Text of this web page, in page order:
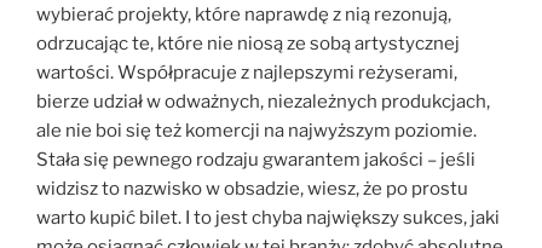
wybierać projekty, które naprawdę z nią rezonują,
odrzucając te, które nie niosą ze sobą artystycznej
wartości. Współpracuje z najlepszymi reżyserami,
bierze udział w odważnych, niezależnych produkcjach,
ale nie boi się też komercji na najwyższym poziomie.
Stała się pewnego rodzaju gwarantem jakości – jeśli
widzisz to nazwisko w obsadzie, wiesz, że po prostu
warto kupić bilet. I to jest chyba największy sukces, jaki